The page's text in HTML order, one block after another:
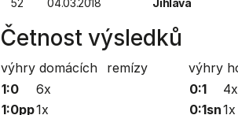
52
04.03.2018 Jihlava
Četnost výsledků
výhry domácích remízy výhry
1:0
6x
1:0pp1x
0:1
4x
0:1sn1x